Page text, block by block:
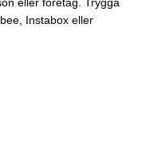
eller företag. Trygga
Instabox eller